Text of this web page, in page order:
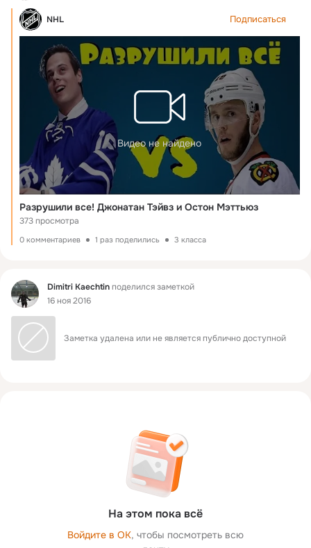
NHL Подписаться
Видео не найдено
Разрушили все! Джонатан Тэйвз и Остон Мэттьюз
373 просмотра
0 комментариев 1 раз поделились 3 класса
Фид Dimitri Kaechtinподелился заметкой
16 ноя 2016
Заметка удалена или не является публично доступной
На этом пока всё
Войдите в ОК, чтобы посмотреть всю